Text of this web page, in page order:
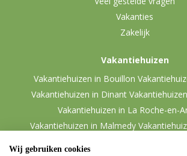
Vakanties
Zakelijk
Vakantiehuizen
Vakantiehuizen in Bouillon
Vakantiehuizen in Dinant
Vakantiehuizen in La Roche-en-
Vakantiehuizen in Malmedy
Wij gebruiken cookies